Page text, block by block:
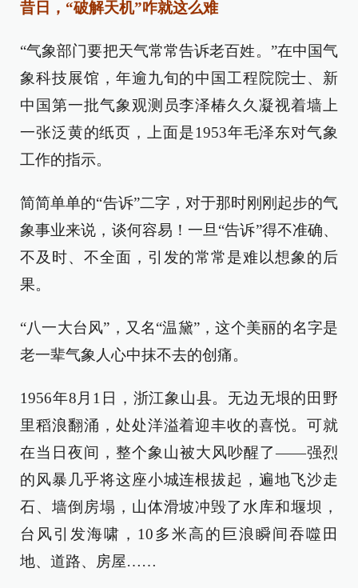
昔日，“破解天机”咋就这么难
“气象部门要把天气常常告诉老百姓。”在中国气
象科技展馆，年逾九旬的中国工程院院士、新
中国第一批气象观测员李泽椿久久凝视着墙上
一张泛黄的纸页，上面是1953年毛泽东对气象
工作的指示。
简简单单的“告诉”二字，对于那时刚刚起步的气
象事业来说，谈何容易！一旦“告诉”得不准确、
不及时、不全面，引发的常常是难以想象的后
果。
“八一大台风”，又名“温黛”，这个美丽的名字是
老一辈气象人心中抹不去的创痛。
1956年8月1日，浙江象山县。无边无垠的田野
里稻浪翻涌，处处洋溢着迎丰收的喜悦。可就
在当日夜间，整个象山被大风吵醒了——强烈
的风暴几乎将这座小城连根拔起，遍地飞沙走
石、墙倒房塌，山体滑坡冲毁了水库和堰坝，
台风引发海啸，10多米高的巨浪瞬间吞噬田
地、道路、房屋……